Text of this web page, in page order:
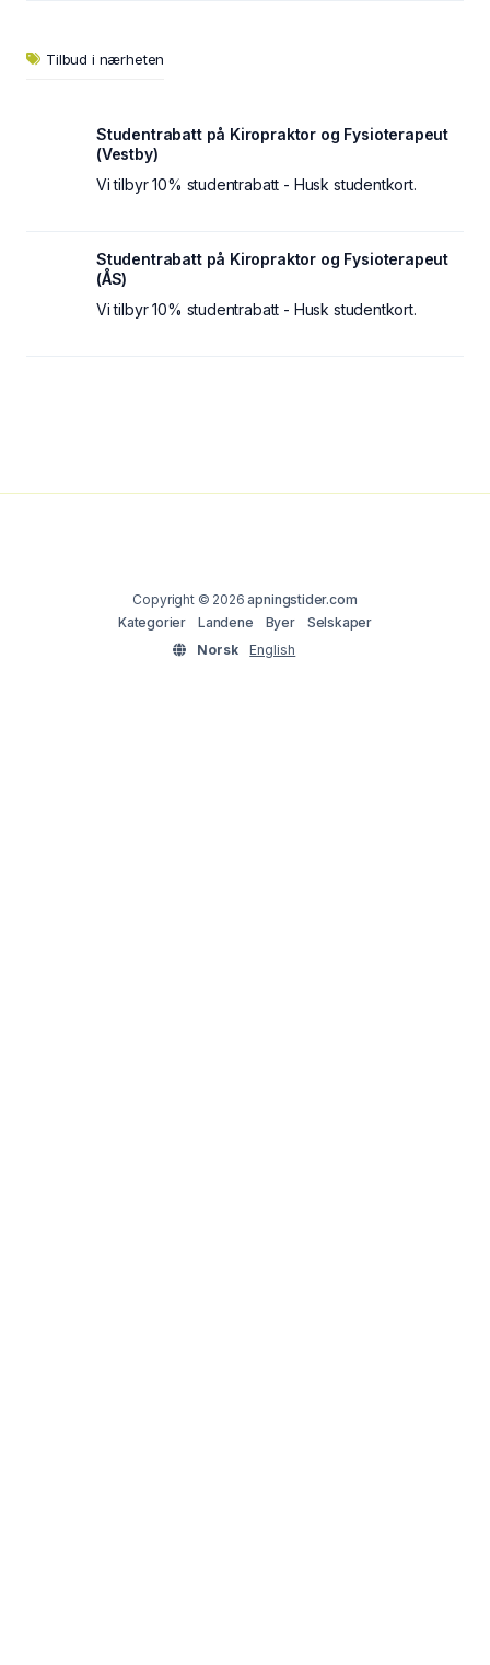
Tilbud i nærheten
Studentrabatt på Kiropraktor og Fysioterapeut
(Vestby)
Vi tilbyr 10% studentrabatt - Husk studentkort.
Studentrabatt på Kiropraktor og Fysioterapeut
(ÅS)
Vi tilbyr 10% studentrabatt - Husk studentkort.
Copyright © 2026apningstider.com
Kategorier
Landene Byer
Selskaper
Norsk
English